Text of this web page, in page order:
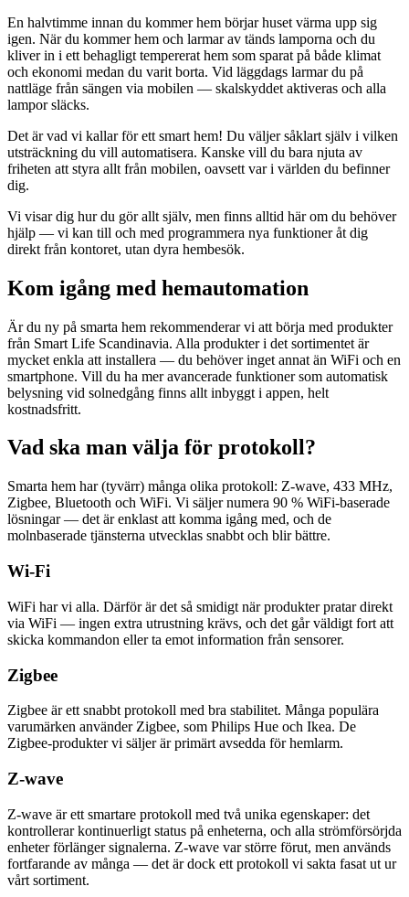
En halvtimme innan du kommer hem börjar huset värma upp sig
igen. När du kommer hem och larmar av tänds lamporna och du
kliver in i ett behagligt tempererat hem som sparat på både klimat
och ekonomi medan du varit borta. Vid läggdags larmar du på
nattläge från sängen via mobilen — skalskyddet aktiveras och alla
lampor släcks.
Det är vad vi kallar för ett smart hem! Du väljer såklart själv i vilken
utsträckning du vill automatisera. Kanske vill du bara njuta av
friheten att styra allt från mobilen, oavsett var i världen du befinner
dig.
Vi visar dig hur du gör allt själv, men finns alltid här om du behöver
hjälp — vi kan till och med programmera nya funktioner åt dig
direkt från kontoret, utan dyra hembesök.
Kom igång med hemautomation
Är du ny på smarta hem rekommenderar vi att börja med produkter
från Smart Life Scandinavia. Alla produkter i det sortimentet är
mycket enkla att installera — du behöver inget annat än WiFi och en
smartphone. Vill du ha mer avancerade funktioner som automatisk
belysning vid solnedgång finns allt inbyggt i appen, helt
kostnadsfritt.
Vad ska man välja för protokoll?
Smarta hem har (tyvärr) många olika protokoll: Z-wave, 433 MHz,
Zigbee, Bluetooth och WiFi. Vi säljer numera 90 % WiFi-baserade
lösningar — det är enklast att komma igång med, och de
molnbaserade tjänsterna utvecklas snabbt och blir bättre.
Wi-Fi
WiFi har vi alla. Därför är det så smidigt när produkter pratar direkt
via WiFi — ingen extra utrustning krävs, och det går väldigt fort att
skicka kommandon eller ta emot information från sensorer.
Zigbee
Zigbee är ett snabbt protokoll med bra stabilitet. Många populära
varumärken använder Zigbee, som Philips Hue och Ikea. De
Zigbee-produkter vi säljer är primärt avsedda för hemlarm.
Z-wave
Z-wave är ett smartare protokoll med två unika egenskaper: det
kontrollerar kontinuerligt status på enheterna, och alla strömförsörjda
enheter förlänger signalerna. Z-wave var större förut, men används
fortfarande av många — det är dock ett protokoll vi sakta fasat ut ur
vårt sortiment.